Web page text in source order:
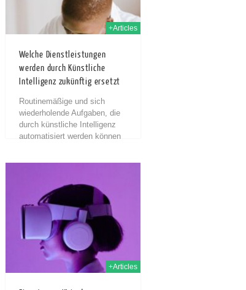
+Articles
Welche Dienstleistungen
werden durch Künstliche
Intelligenz zukünftig ersetzt
Routinemäßige und sich
wiederholende Aufgaben, die
durch künstliche Intelligenz
automatisiert werden können
Wirkung zeigt, sind
Arbeitsplätze in der Fertigung
und...
+Articles